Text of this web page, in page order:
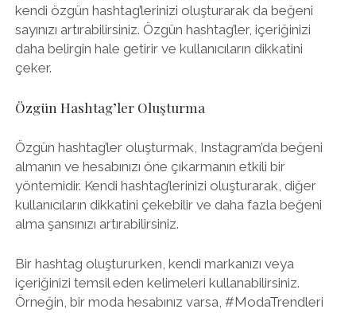
kendi özgün hashtag’lerinizi oluşturarak da beğeni
sayınızı artırabilirsiniz. Özgün hashtag’ler, içeriğinizi
daha belirgin hale getirir ve kullanıcıların dikkatini
çeker.
Özgün Hashtag’ler Oluşturma
Özgün hashtag’ler oluşturmak, Instagram’da beğeni
almanın ve hesabınızı öne çıkarmanın etkili bir
yöntemidir. Kendi hashtag’lerinizi oluşturarak, diğer
kullanıcıların dikkatini çekebilir ve daha fazla beğeni
alma şansınızı artırabilirsiniz.
Bir hashtag oluştururken, kendi markanızı veya
içeriğinizi temsil eden kelimeleri kullanabilirsiniz.
Örneğin, bir moda hesabınız varsa, #ModaTrendleri